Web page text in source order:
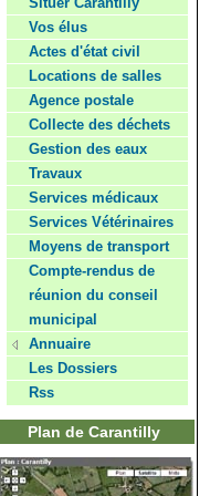
Vos élus
Actes d'état civil
Locations de salles
Agence postale
Collecte des déchets
Gestion des eaux
Travaux
Services médicaux
Services Vétérinaires
Moyens de transport
Compte-rendus de
réunion du conseil
municipal
Annuaire
Les Dossiers
Rss
Plan de Carantilly